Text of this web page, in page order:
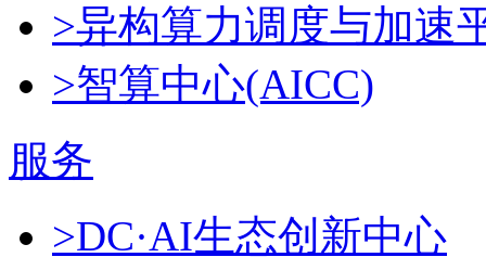
>异构算力调度与加速
>智算中心(AICC)
服务
>DC·AI生态创新中心